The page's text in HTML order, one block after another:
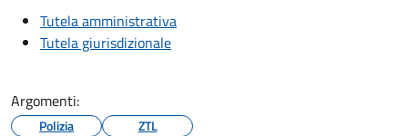
Tutela amministrativa
Tutela giurisdizionale
Argomenti:
Polizia ZTL